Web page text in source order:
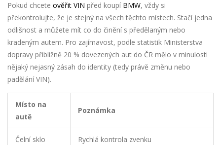
Pokud chcete ověřit VIN před koupí BMW, vždy si
překontrolujte, že je stejný na všech těchto místech. Stačí jedna
odlišnost a můžete mít co do činění s předělaným nebo
kradeným autem. Pro zajímavost, podle statistik Ministerstva
dopravy přibližně 20 % dovezených aut do ČR mělo v minulosti
nějaký nejasný zásah do identity (tedy právě změnu nebo
padělání VIN).
Místo na
autě
Poznámka
Čelní sklo Rychlá kontrola zvenku